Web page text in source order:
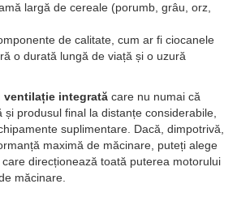
largă de cereale (porumb, grâu, orz,
de calitate, cum ar fi ciocanele
o durată lungă de viață și o uzură
ventilație integrată care nu numai că
produsul final la distanțe considerabile,
suplimentare. Dacă, dimpotrivă,
maximă de măcinare, puteți alege
direcționează toată puterea motorului
măcinare.